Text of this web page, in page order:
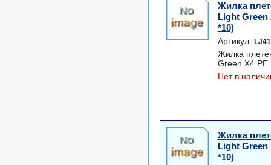
Жилка
Light Green
*10)
Артикул:
Жилка
Green Х4 PE
Нет в
Жилка
Light Green
*10)